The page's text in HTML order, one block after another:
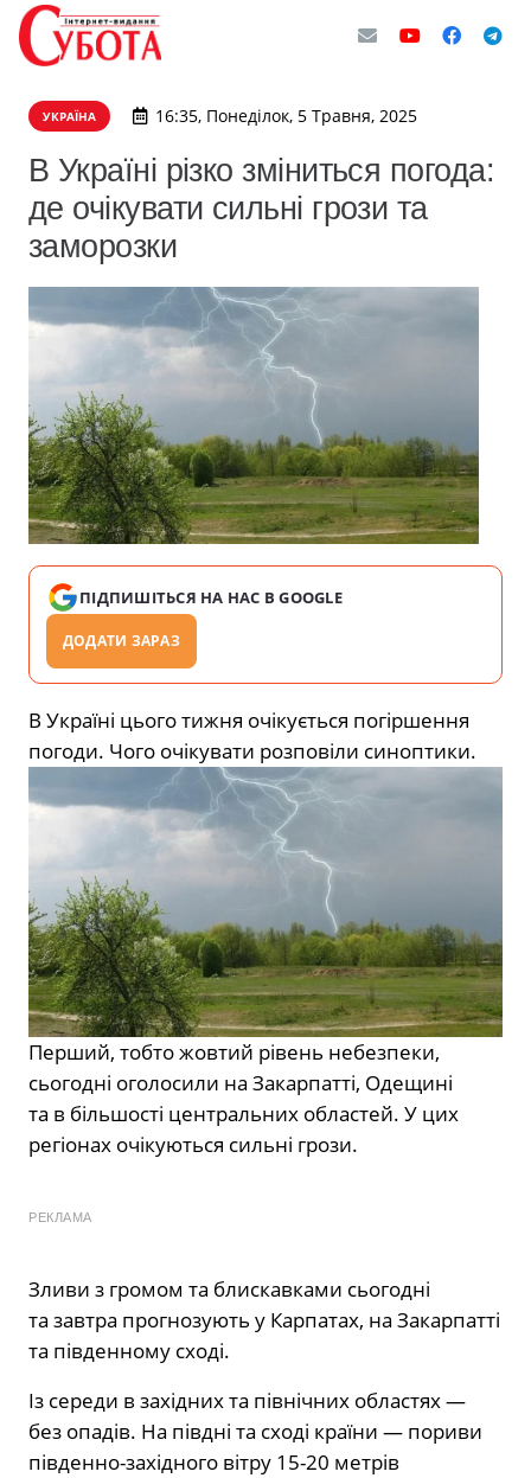
УКРАЇНА 16:35, Понеділок, 5 Травня, 2025
В Україні різко зміниться погода:
де очікувати сильні грози та
заморозки
ПІДПИШІТЬСЯ НА НАС В GOOGLE
ДОДАТИ ЗАРАЗ
В Україні цього тижня очікується погіршення
погоди. Чого очікувати розповіли синоптики.
Перший, тобто жовтий рівень небезпеки,
сьогодні оголосили на Закарпатті, Одещині
та в більшості центральних областей. У цих
регіонах очікуються сильні грози.
РЕКЛАМА
Зливи з громом та блискавками сьогодні
та завтра прогнозують у Карпатах, на Закарпатті
та південному сході.
Із середи в західних та північних областях —
без опадів. На півдні та сході країни — пориви
південно-західного вітру 15-20 метрів